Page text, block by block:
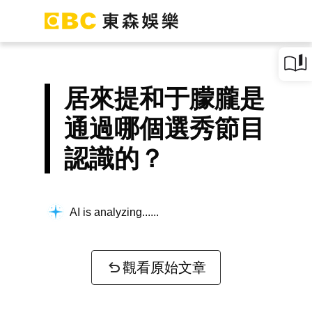
居來提和于朦朧是
通過哪個選秀節目
認識的？
AI is analyzing...
觀看原始文章